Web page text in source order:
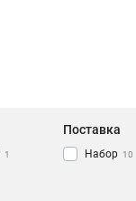
1
Поставка
Набор 10